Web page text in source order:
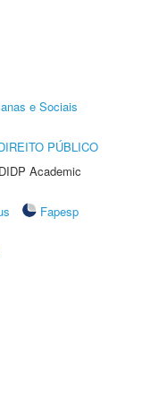
e Sociais
PÚBLICO
Academic
Fapesp